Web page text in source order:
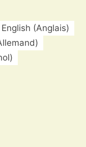
English (Anglais)
)
)